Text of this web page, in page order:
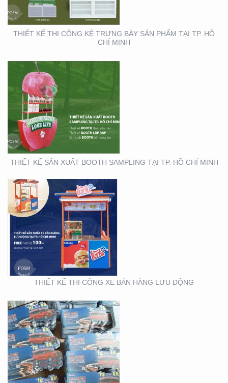
THIẾT KẾ THI CÔNG KỆ TRƯNG BÀY SẢN PHẨM TẠI TP. HỒ
CHÍ MINH
THIẾT KẾ SẢN XUẤT BOOTH SAMPLING TẠI TP. HỒ CHÍ MINH
THIẾT KẾ THI CÔNG XE
BÁN HÀNG LƯU ĐỘNG
THIẾT KẾ THI CÔNG XE BÁN HÀNG LƯU ĐỘNG
THIẾT KẾ SẢN XUẤT TỜ
RƠI TOYOTA
THIẾT KẾ SẢN XUẤT
WOBLER ” TÀI CHÍNH
TOYOTA”